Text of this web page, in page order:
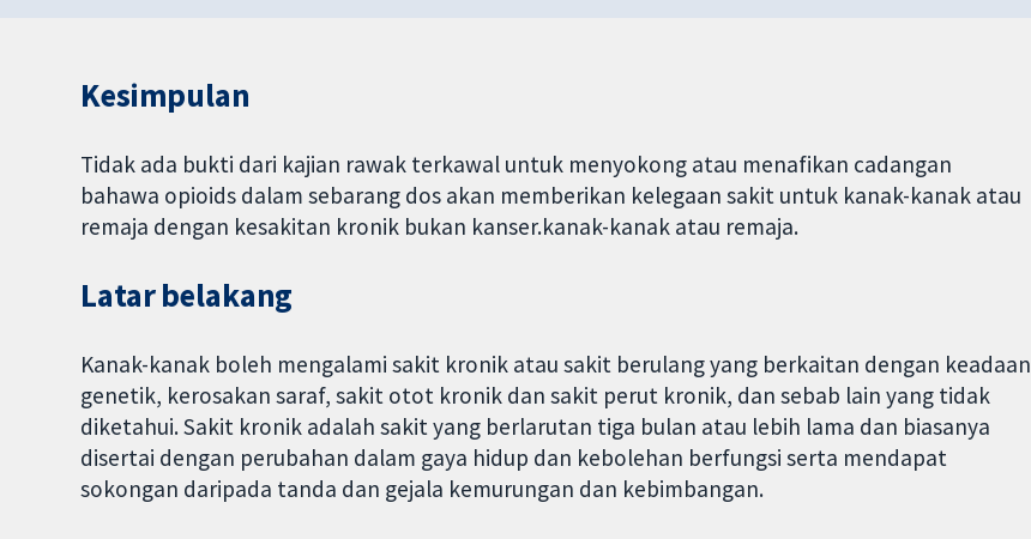
Kesimpulan
Tidak ada bukti dari kajian rawak terkawal untuk menyokong atau menafikan cadangan
bahawa opioids dalam sebarang dos akan memberikan kelegaan sakit untuk kanak-kanak atau
remaja dengan kesakitan kronik bukan kanser.kanak-kanak atau remaja.
Latar belakang
Kanak-kanak boleh mengalami sakit kronik atau sakit berulang yang berkaitan dengan keadaan
genetik, kerosakan saraf, sakit otot kronik dan sakit perut kronik, dan sebab lain yang tidak
diketahui. Sakit kronik adalah sakit yang berlarutan tiga bulan atau lebih lama dan biasanya
disertai dengan perubahan dalam gaya hidup dan kebolehan berfungsi serta mendapat
sokongan daripada tanda dan gejala kemurungan dan kebimbangan.